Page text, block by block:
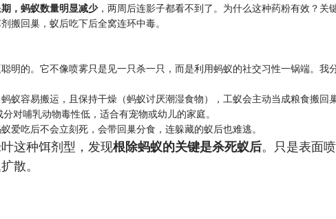
，蚂蚁数量明显减少​，两周后连影子都看不到了。为什么这种药粉有效？关
回巢，蚁后吃下后全窝连环中毒。
明的。它不像喷雾只是见一只杀一只，而是利用蚂蚁的社交习性一锅端。我
蚂蚁容易搬运，且保持干燥（蚂蚁讨厌潮湿食物），工蚁会主动当成粮食搬回
分对哺乳动物毒性低，适合有宠物或幼儿的家庭。
爱吃后不会立刻死，会带回巢分食，连躲藏的蚁后也难逃。
这种饵剂型，发现​​根除蚂蚁的关键是杀死蚁后​​。只是表面喷
散。